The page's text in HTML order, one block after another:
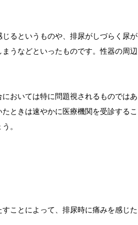
るというものや、排尿がしづらく尿が
うなどといったものです。性器の周辺
おいては特に問題視されるものではあ
ときは速やかに医療機関を受診するこ
。
ことによって、排尿時に痛みを感じた